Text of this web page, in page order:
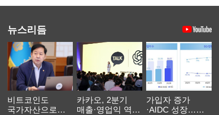
뉴스리듬
비트코인도
국가자산으로…'
카카오, 2분기
매출·영업익 역대
가입자 증가
·AIDC 성장…